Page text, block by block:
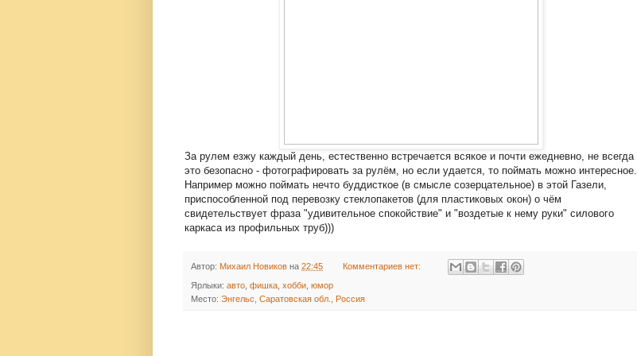
За рулем езжу каждый день, естественно встречается всякое и почти ежедневно, не всегда
это безопасно - фотографировать за рулём, но если удается, то поймать можно интересное.
Например можно поймать нечто буддисткое (в смысле созерцательное) в этой Газели,
приспособленной под перевозку стеклопакетов (для пластиковых окон) о чём
свидетельствует фраза "удивительное спокойствие" и "воздетые к нему руки" силового
каркаса из профильных труб)))
Автор: Михаил Новиков на 22:45 Комментариев нет:
Ярлыки: авто, фишка, хобби, юмор
Место: Энгельс, Саратовская обл., Россия